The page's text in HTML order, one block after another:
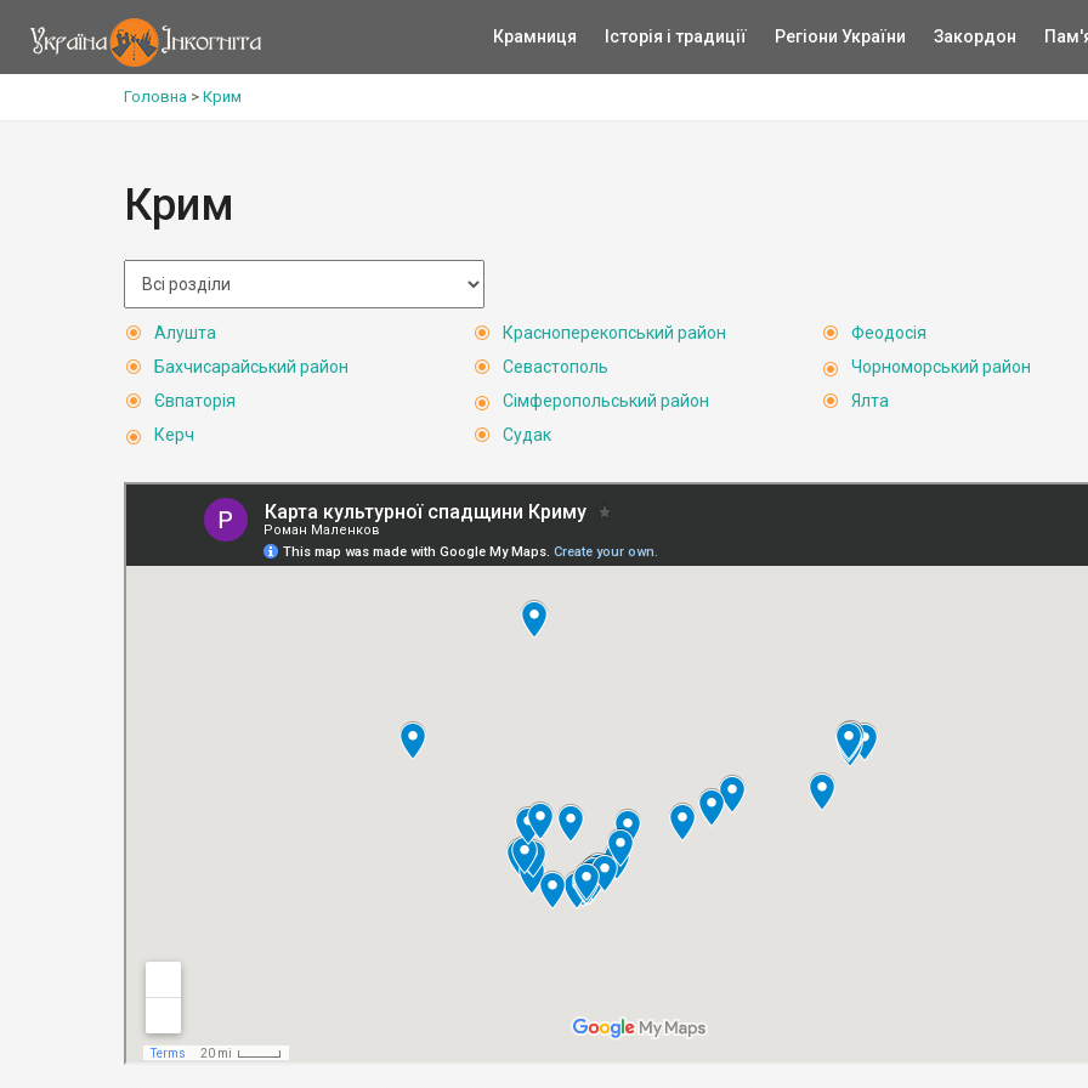
Крамниця Історія і традиції Регіони України Закордон
Головна > Крим
Крим
Алушта
Бахчисарайський район
Євпаторія
Керч
Красноперекопський район
Севастополь
Сімферопольський район
Судак
Феодосія
Чорноморський район
Ялта